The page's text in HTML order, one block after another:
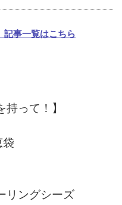
事一覧はこちら
持って！】
袋
リングシーズ